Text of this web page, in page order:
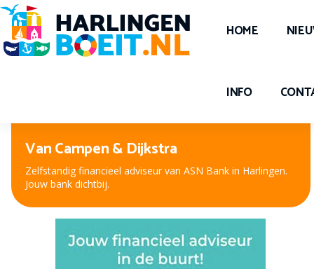
HOME
INFO
Van Campen & Dijkstra
Zelfstandig financieel adviseur van ASN Bank in Harlingen.
Jouw bank dichtbij.